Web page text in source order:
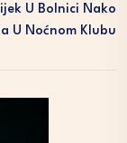
U Bolnici Nako
U Noćnom Klubu